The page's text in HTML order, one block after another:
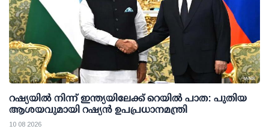
റഷ്യയില്‍ നിന്ന് ഇന്ത്യയിലേക്ക് റെയില്‍ പാത: പുതിയ
ആശയവുമായി റഷ്യന്‍ ഉപപ്രധാനമന്ത്രി
10 08 2026